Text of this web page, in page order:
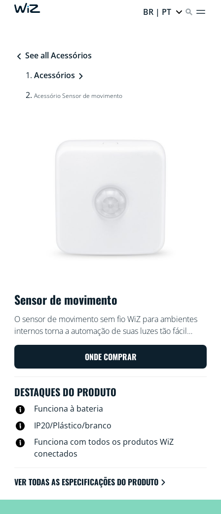
BR | PT
See all Acessórios
Acessórios
Acessório Sensor de movimento
Sensor de movimento
O sensor de movimento sem fio WiZ para ambientes
internos torna a automação de suas luzes tão fácil
quanto caminhar, e as desliga quando você sai.
Coloque o sensor, que inclui uma bateria, em uma
entrada ou corredor e configure-o para acender ou
desejadas em determinados horários.
ONDE COMPRAR
DESTAQUES DO PRODUTO
Funciona à bateria
IP20/Plástico/branco
Funciona com todos os produtos WiZ
conectados
VER TODAS AS ESPECIFICAÇÕES DO PRODUTO